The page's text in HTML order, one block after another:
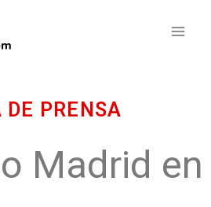
DE PRENSA
Madrid en